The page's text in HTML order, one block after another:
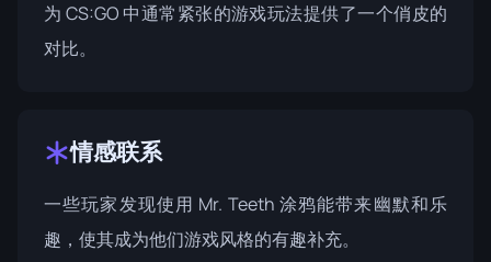
为 CS:GO 中通常紧张的游戏玩法提供了一个俏皮的
对比。
情感联系
一些玩家发现使用 Mr. Teeth 涂鸦能带来幽默和乐
趣，使其成为他们游戏风格的有趣补充。